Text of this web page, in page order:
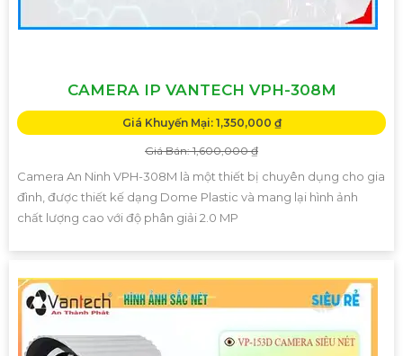
CAMERA IP VANTECH VPH-308M
Giá Khuyến Mại: 1,350,000 ₫
Giá Bán: 1,600,000 ₫
Camera An Ninh VPH-308M là một thiết bị chuyên dụng cho gia
đình, được thiết kế dạng Dome Plastic và mang lại hình ảnh
chất lượng cao với độ phân giải 2.0 MP